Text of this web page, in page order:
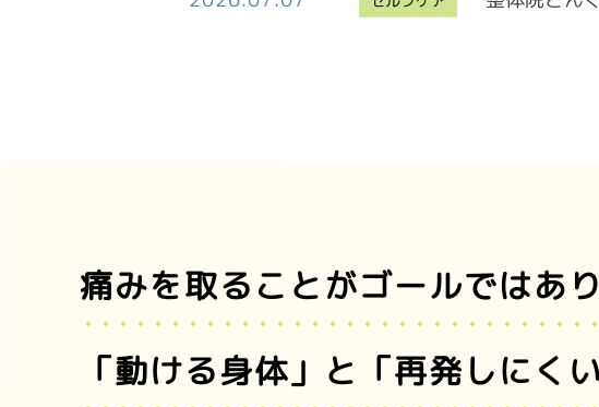
痛みを取ることがゴールではあ
「動ける身体」と 「再発しにく